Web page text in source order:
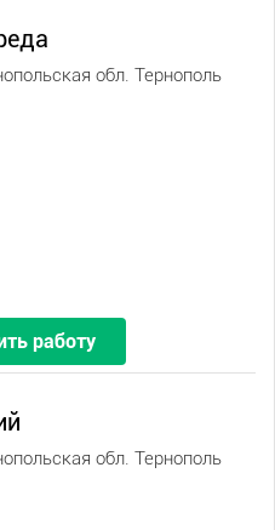
обл. Тернополь
работу
обл. Тернополь